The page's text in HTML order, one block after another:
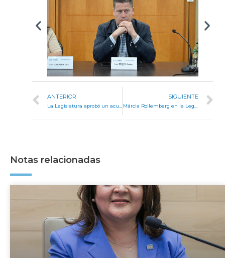
ANTERIOR SIGUIENTE
Notas relacionadas